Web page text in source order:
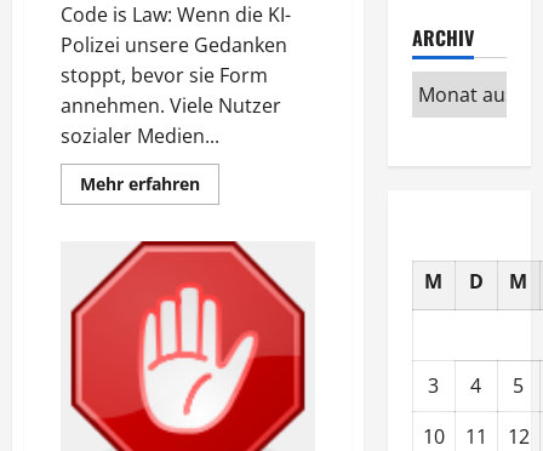
Code is Law: Wenn die KI-
Polizei unsere Gedanken
stoppt, bevor sie Form
annehmen. Viele Nutzer
sozialer Medien...
Mehr erfahrenMehr
Informationen
Polizei
entscheidet
–
Robocop
war
gestern
ARCHIV
M D M
3 4
5
10
11
12